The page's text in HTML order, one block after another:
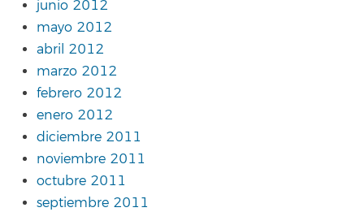
junio 2012
mayo 2012
abril 2012
marzo 2012
febrero 2012
enero 2012
diciembre 2011
noviembre 2011
octubre 2011
septiembre 2011